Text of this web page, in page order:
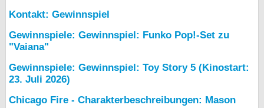
Kontakt: Gewinnspiel
Gewinnspiele: Gewinnspiel: Funko Pop!-Set zu
"Vaiana"
Gewinnspiele: Gewinnspiel: Toy Story 5 (Kinostart:
23. Juli 2026)
Chicago Fire - Charakterbeschreibungen: Mason